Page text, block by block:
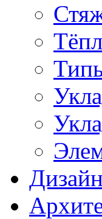
Дизайн